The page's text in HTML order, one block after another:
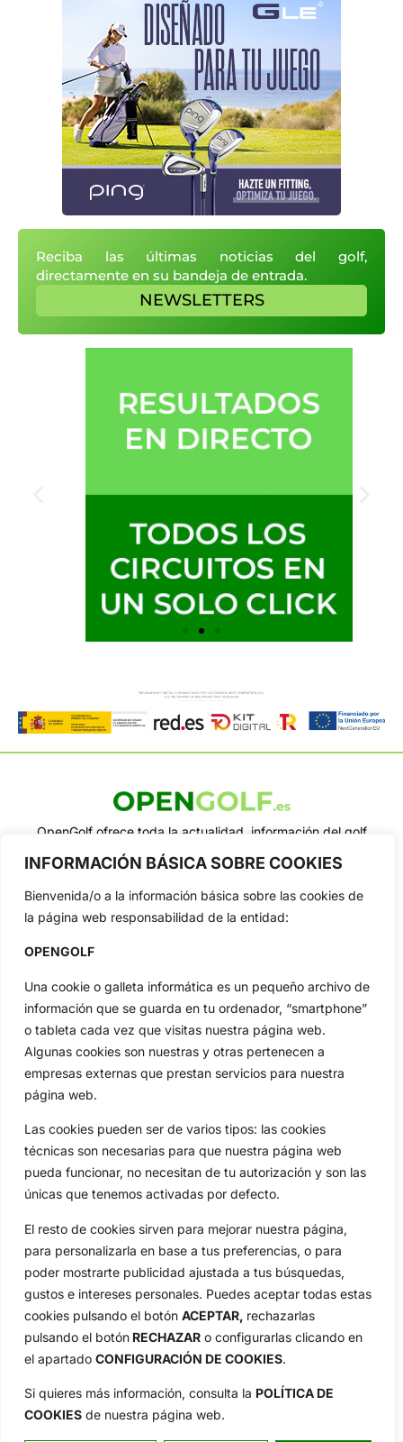
INFORMACIÓN BÁSICA SOBRE COOKIES
Bienvenida/o a la información básica sobre las cookies de
la página web responsabilidad de la entidad:
OPENGOLF
Una cookie o galleta informática es un pequeño archivo de
información que se guarda en tu ordenador, “smartphone”
o tableta cada vez que visitas nuestra página web.
Algunas cookies son nuestras y otras pertenecen a
empresas externas que prestan servicios para nuestra
página web.
Las cookies pueden ser de varios tipos: las cookies
técnicas son necesarias para que nuestra página web
pueda funcionar, no necesitan de tu autorización y son las
únicas que tenemos activadas por defecto.
El resto de cookies sirven para mejorar nuestra página,
para personalizarla en base a tus preferencias, o para
poder mostrarte publicidad ajustada a tus búsquedas,
gustos e intereses personales. Puedes aceptar todas estas
cookies pulsando el botón ACEPTAR, rechazarlas
pulsando el botón RECHAZAR o configurarlas clicando en
el apartado CONFIGURACIÓN DE COOKIES.
Si quieres más información, consulta la POLÍTICA DE
COOKIES de nuestra página web.
Reciba las últimas noticias del golf,
directamente en su bandeja de entrada.
NEWSLETTERS
OpenGolf ofrece toda la actualidad, información del golf
Jon Rahm, LIV Golf, PGA Tour, Ryder Cup, DP World Tour, LPGA
Categorias
Actualidad
Amateurs
Circuitos
Especiales
Reglas
Vídeos
De Interés
Compañía
Aviso Legal
Política de Cookies
Newsletters
Copyright © 2025 OpenGolf | Diseño porTecnoQuatre